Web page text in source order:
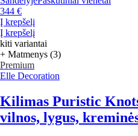
344 €
Į krepšelį
Į krepšelį
kiti variantai
+ Matmenys (3)
Premium
Elle Decoration
Kilimas Puristic
vilnos, lygus,